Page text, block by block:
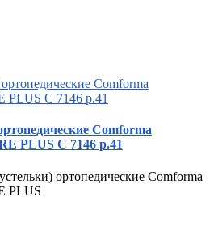
Comforma
PLUS С 7146 р.41
ортопедические Comforma
PLUS